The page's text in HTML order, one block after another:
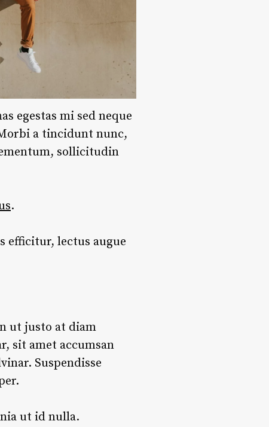
egestas mi sed neque
a tincidunt nunc,
sollicitudin
.
efficitur, lectus augue
ut justo at diam
sit amet accumsan
Suspendisse
ut id nulla.